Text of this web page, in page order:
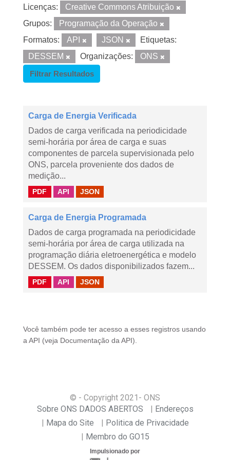
Licenças:
Creative Commons Atribuição
Grupos:
Programação da Operação
Formatos:
API JSON
Etiquetas:
DESSEM
Organizações:
ONS
Filtrar Resultados
Carga de Energia Verificada
Dados de carga verificada na periodicidade
semi-horária por área de carga e suas
componentes de parcela supervisionada pelo
ONS, parcela proveniente dos dados de
medição...
PDF API JSON
Carga de Energia Programada
Dados de carga programada na periodicidade
semi-horária por área de carga utilizada na
programação diária eletroenergética e modelo
DESSEM. Os dados disponibilizados fazem...
PDF API JSON
Você também pode ter acesso a esses registros usando
a API (veja Documentação da API ).
© - Copyright 2021 - ONS
Sobre ONS DADOS ABERTOS
Endereços
Mapa do Site
Politica de Privacidade
Membro do GO15
Impulsionado por